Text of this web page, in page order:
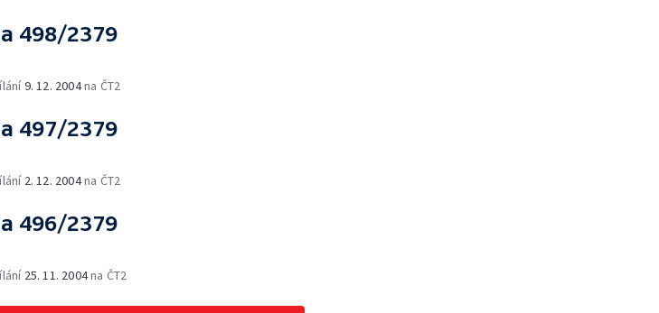
498/2379
9. 12. 2004na ČT2
497/2379
2. 12. 2004na ČT2
496/2379
25. 11. 2004na ČT2